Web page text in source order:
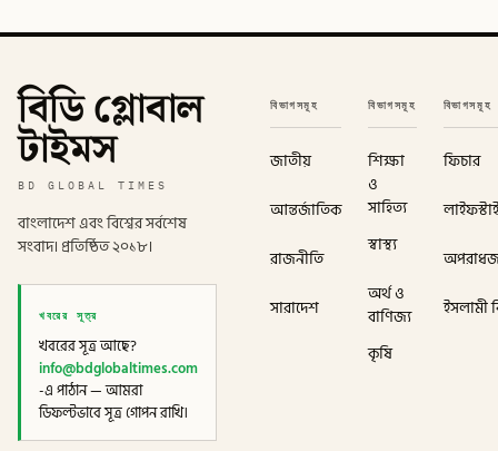
বিডি গ্লোবাল
টাইমস
BD GLOBAL TIMES
বাংলাদেশ এবং বিশ্বের সর্বশেষ
সংবাদ। প্রতিষ্ঠিত ২০১৮।
খবরের সূত্র
খবরের সূত্র আছে?
info@bdglobaltimes.com
-এ পাঠান — আমরা
ডিফল্টভাবে সূত্র গোপন রাখি।
বিভাগসমূহ
জাতীয়
আন্তর্জাতিক
রাজনীতি
সারাদেশ
বিভাগসমূহ
শিক্ষা
ও
সাহিত্য
স্বাস্থ্য
অর্থ ও
বাণিজ্য
কৃষি
বিভাগসমূহ
ফিচার
ইসলামী